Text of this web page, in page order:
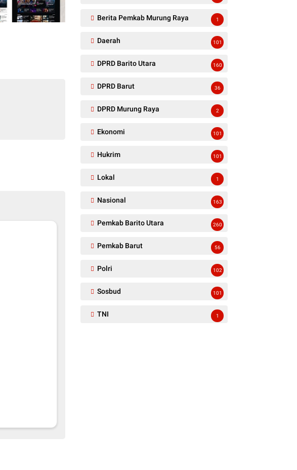
Berita Pemkab Murung Raya 1
Daerah 101
DPRD Barito Utara 160
DPRD Barut 36
DPRD Murung Raya 2
Ekonomi 101
Hukrim 101
Lokal 1
Nasional 163
Pemkab Barito Utara 260
Pemkab Barut 56
Polri 102
Sosbud 101
TNI 1